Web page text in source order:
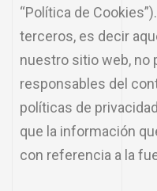
“Política de
terceros, es decir
nuestro sitio web, no
responsables del
políticas de
que la información
con referencia a la